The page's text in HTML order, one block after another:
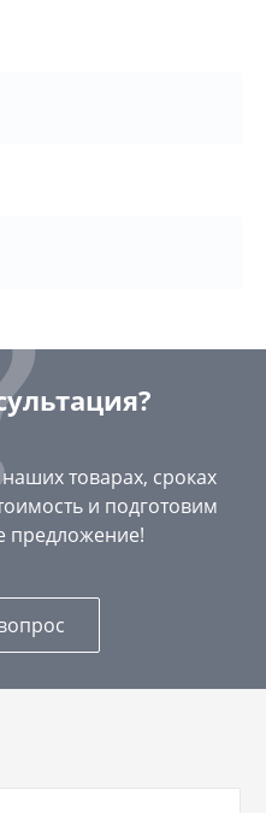
товарах, сроках
и подготовим
предложение!